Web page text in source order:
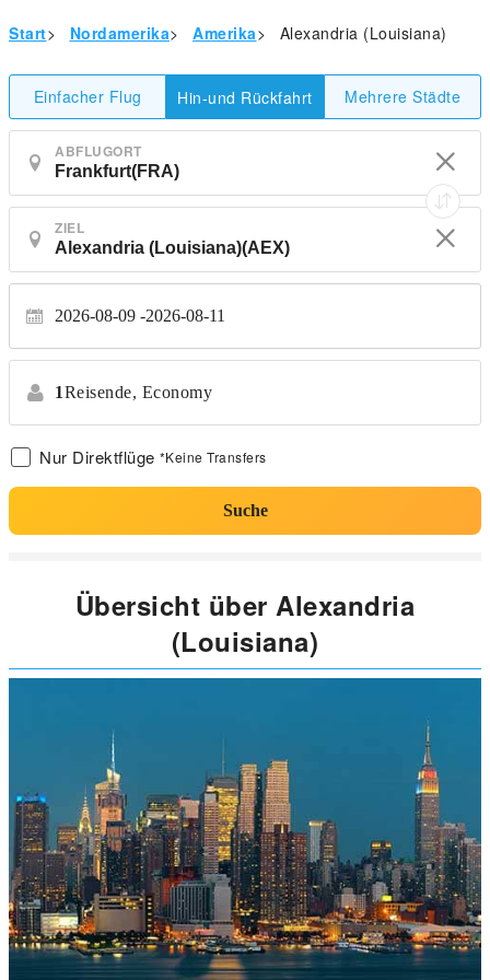
Start> Nordamerika> Amerika> Alexandria (Louisiana)
Einfacher Flug Hin-und Rückfahrt Mehrere Städte
ABFLUGORT
ZIEL
2026-08-09 2026-08-11
1Reisende, Economy
Nur Direktflüge *Keine Transfers
Suche
Übersicht über Alexandria
(Louisiana)